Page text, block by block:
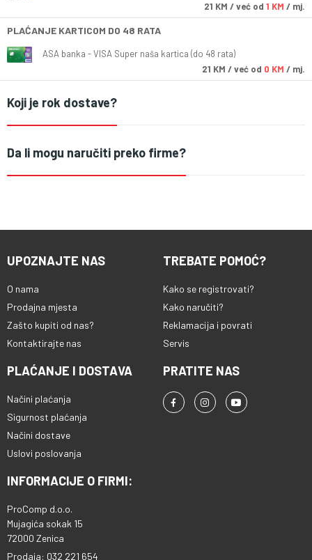
21 KM / već od 1 KM / mj.
PLAĆANJE KARTICOM DO 48 RATA
ASA banka - VISA Super naša kartica (do 48 rata)
21 KM / već od 0 KM / mj.
Koji je rok dostave?
Da li mogu naručiti preko firme?
UPOZNAJTE NAS
O nama
Prodajna mjesta
Zašto kupiti od nas?
Kontaktirajte nas
TREBATE POMOĆ?
Kako se registrovati?
Kako naručiti?
Reklamacija i povrati
Servis
PLAĆANJE I DOSTAVA
Načini plaćanja
Sigurnost plaćanja
Načini dostave
Uslovi poslovanja
PRATITE NAS
INFORMACIJE O FIRMI:
ProComp d.o.o.
Mujagića sokak 15
72000 Zenica
Prodaja: 032 221 654